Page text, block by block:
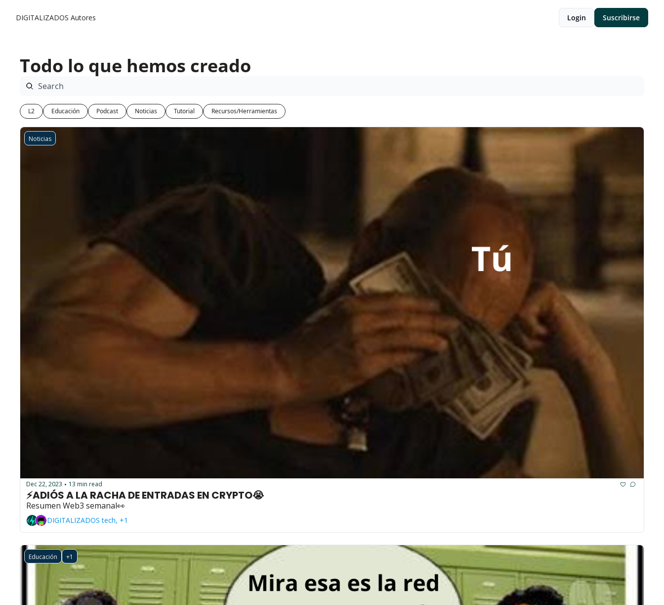
DIGITALIZADOS Autores Login Suscribirse
Todo lo que hemos creado
L2 Educación Podcast Noticias Tutorial Recursos/Herramientas
Noticias
Dec 22, 2023 • 13 min read
⚡ADIÓS A LA RACHA DE ENTRADAS EN CRYPTO😭
Resumen Web3 semanal👀
DIGITALIZADOS tech, +1
Educación +1